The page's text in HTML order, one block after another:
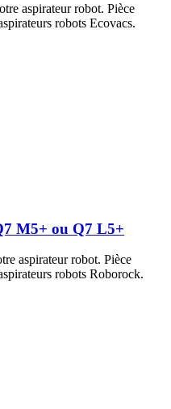
aspirateur robot. Pièce
robots Ecovacs.
M5+ ou Q7 L5+
aspirateur robot. Pièce
robots Roborock.